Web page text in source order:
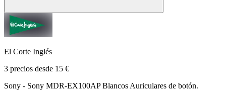
El Corte Inglés
3 precios desde 15 €
Sony - Sony MDR-EX100AP Blancos Auriculares de botón.